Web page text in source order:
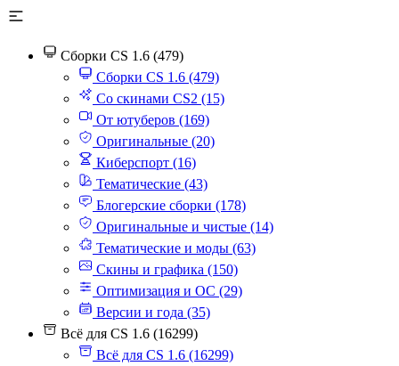
Сборки CS 1.6 (479)
Сборки CS 1.6 (479)
Со скинами CS2 (15)
От ютуберов (169)
Оригинальные (20)
Киберспорт (16)
Тематические (43)
Блогерские сборки (178)
Оригинальные и чистые (14)
Тематические и моды (63)
Скины и графика (150)
Оптимизация и ОС (29)
Версии и года (35)
Всё для CS 1.6 (16299)
Всё для CS 1.6 (16299)